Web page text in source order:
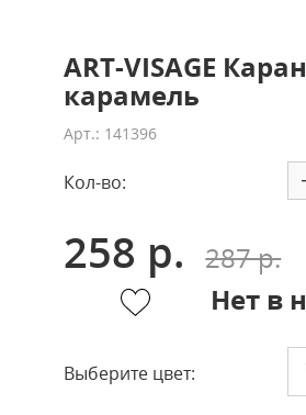
ART-VISAGE
карамель
Арт.: 141396
Кол-во:
258 р.
287 р.
Нет в
Выберите цвет: